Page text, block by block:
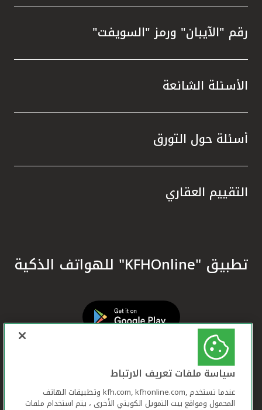
رقم "الآيبان" ورمز "السويفت"
الأسئلة الشائعة
أسئلة حول التورق
التقييم العقاري
تطبيق "KFHOnline" للهواتف الذكية
سياسة ملفات تعريف الارتباط
عندما تستخدم ,kfh.com, kfhonline.com وتطبيقات الهاتف
المحمول ومواقع بيت التمويل الكويتي الأخرى ، يتم استخدام ملفات